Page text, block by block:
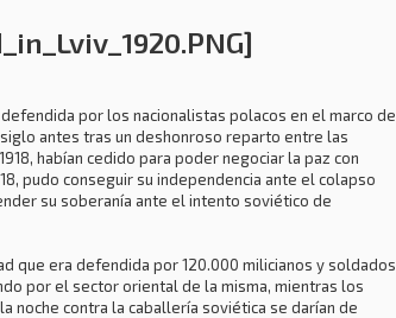
por los nacionalistas polacos en el marco de
antes tras un deshonroso reparto entre las
habían cedido para poder negociar la paz con
pudo conseguir su independencia ante el colapso
su soberanía ante el intento soviético de
que era defendida por 120.000 milicianos y soldados
por el sector oriental de la misma, mientras los
noche contra la caballería soviética se darían de